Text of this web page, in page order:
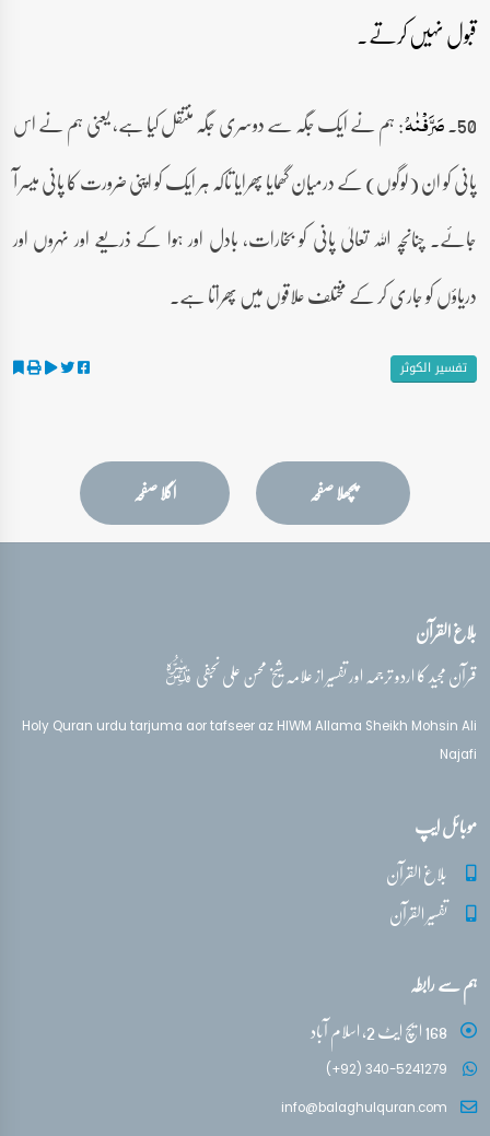
قبول نہیں کرتے۔
50۔ صَرَّفۡنٰہُ: ہم نے ایک جگہ سے دوسری جگہ منتقل کیا ہے، یعنی ہم نے اس
پانی کو ان (لوگوں) کے درمیان گھمایا پھرایا تاکہ ہر ایک کو اپنی ضرورت کا پانی میسر آ
جائے۔ چنانچہ اللہ تعالیٰ پانی کو بخارات، بادل اور ہوا کے ذریعے اور نہروں اور
دریاؤں کو جاری کر کے مختلف علاقوں میں پھراتا ہے۔
تفسیر الکوثر
پچھلا صفحہ اگلا صفحہ
بلاغ القرآن
قرآن مجید کا اردو ترجمہ اور تفسیر از علامہ شیخ محسن علی نجفیقدس‌سره
Holy Quran urdu tarjuma aor tafseer az HIWM Allama Sheikh Mohsin Ali
Najafi
موبائل ایپ
بلاغ القرآن
تفسیر القرآن
ہم سے رابطہ
168 ایچ ایٹ 2، اسلام آباد
(+92) 340-5241279
info@balaghulquran.com